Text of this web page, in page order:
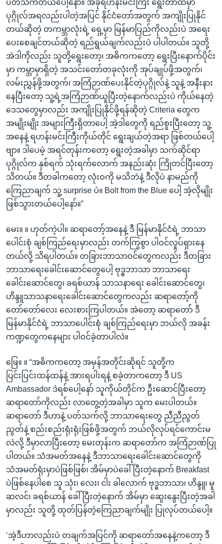
ပတ်သက်တယ်ပေါ့နော်။ အခုရဟန်းမင်းကြီး ရွေးတာထဲမှာ
ပုဂ္ဂိုလ်အရလည်းပါတဲ့အပြင် နိုင်ငံတော်အတွက် အကျိုးပြုနိုင်
တယ်ဆိုတဲ့ တကမ္ဘာလုံးရဲ့ ရှေ့မှာ မြန်မာပြည်ကိုလည်းပဲ အရေး
ပေးစေချင်တယ်ဆိုတဲ့ ရည်ရွယ်ချက်လည်းပဲ ပါပါတယ်။ သူတို့
အဲဒါကိုလည်း သူတို့ရွေးတော့၊ အဓိကကတော့ ရွေးပြီးနောက်ပိုင်း
မှာ ကမ္ဘာမှာရှိတဲ့ အသင်းတော်တခုလုံးကို အုပ်ချုပ်ဖို့အတွက်၊
လမ်းညွှန်ဖို့အတွက်၊ အကြံဉာဏ်ပေးနိုင်တဲ့ပုဂ္ဂိုလ်နဲ့ သူနဲ့ အနီးနား
နေပြီးတော့ သူ့ရဲ့အကြံဉာဏ်ယူပြီးတဲ့နောက်လည်းပဲ ကိုယ်နေတဲ့
ဒေသတွေမှာလည်း အကျိုးပြုနိုင်ဖို့ရန်ဆိုတဲ့ Criteria တွေက
အမျိုးမျိုး အများကြီးရှိတာပေါ့ အဲ့ဒါတွေကို ရည်စူးပြီးတော့ သူ့
အနေနဲ့ ရဟန်းမင်းကြီးကိုယ်တိုင် ရွေးချယ်တဲ့အရာ ဖြစ်တယ်ပေါ့
ဗျာ။ ဒါပေမဲ့ အရင်တုန်းကတော့ ရွေးတဲ့အခါမှာ သက်ဆိုင်ရာ
ပုဂ္ဂိုလ်က နှစ်ရက် သုံးရက်လောက် အနည်းဆုံး ကြိုတင်ပြီးတော့
သိတယ်။ ဒီတခါကတော့ လုံးဝကို မသိဘဲနဲ့ ဒီလိုပဲ နာမည်ကို
ကြေညာချက် သူ့ surprise ပဲ။ Bolt from the Blue ပေါ့ အဲ့လိုမျိုး
ဖြစ်သွားတယ်ပေါ့နော်။”
မေး။ ။ ဟုတ်ကဲ့ပါ။ ဆရာတော့်အနေနဲ့ ဒီ မြန်မာနိုင်ငံရဲ့ ဘာသာ
ပေါင်းစုံ ချစ်ကြည်ရေးမှာလည်း တက်ကြွစွာ ပါဝင်လှုပ်ရှားနေ
တယ်လို့ သိရပါတယ်။ တခြားဘာသာဝင်တွေကလည်း ဒီတခြား
ဘာသာရေးခေါင်းဆောင်တွေပေါ့ ဗုဒ္ဓဘာသာ ဘာသာရေး
ခေါင်းဆောင်တွေ၊ ခရစ်ယာန် သာသနာရေး ခေါင်းဆောင်တွေ၊
ဟိန္ဒူသာသနာရေးခေါင်းဆောင်တွေကလည်း ဆရာတော့်ကို
တော်တော်လေး လေးစားကြပါတယ်။ အဲတော့ ဆရာတော် ဒီ
မြန်မာနိုင်ငံရဲ့ ဘာသာပေါင်းစုံ ချစ်ကြည်ရေးမှာ ဘယ်လို အခန်း
ကဏ္ဍတွေကနေများ ပါဝင်ခဲ့တာပါလဲ။
ဖြေ။ ။ “အဓိကကတော့ အမှန်အတိုင်းဆိုရင် သူတို့က
ပြင်းပြင်းထန်ထန်နဲ့ အားရပါးရနဲ့ စခဲ့တာကတော့ ဒီ US
Ambassador ဒဲရစ်ပေါ့နော် သူကိုယ်တိုင်က ဦးဆောင်ပြီးတော့
ဆရာတော်ကိုလည်း လာတွေ့တဲ့အခါမှာ သူက မေးပါတယ်။
ဆရာတော် ဒီဟာနဲ့ ပတ်သက်လို့ ဘာသာရေးတွေ ညီညီညွတ်
ညွတ်နဲ့ စည်းစည်းရုံးရုံးဖြစ်ဖို့အတွက် ဘယ်လိုလုပ်ရင်ကောင်းမ
လဲလို့ ဒီမှာလာပြီးတော့ မေးတုန်းက ဆရာတော်က အကြံဉာဏ်ပြု
ပါတယ်။ သံအမတ်အနေနဲ့ ဒီဘာသာရေးခေါင်းဆောင်တွေကို
သံအမတ်ရုံးမှာပဲဖြစ်ဖြစ်၊ အိမ်မှာပဲခေါ်ပြီးတဲ့နောက် Breakfast
ပဲဖြစ်နေပါစေ သူ သုံး၊ လေး၊ ငါး ခါလောက် ဗုဒ္ဓဘာသာ၊ ဟိန္ဒူ၊ မူ
ဆလင်၊ ခရစ်ယာန် ခေါ်ပြီးတဲ့နောက် အိမ်မှာ ဆွေးနွေးပြီးတဲ့အခါ
မှာလည်း သူတို့ ထုတ်ပြန်တဲ့ကြေညာချက်မျိုး ပြုလုပ်တယ်ပေါ့။
‘အဲ့ဒီဟာလည်းပဲ တချက်အပြင်ကို ဆရာတော်အနေနဲ့ကတော့ ဒီ